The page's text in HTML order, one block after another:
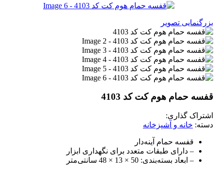
بزرگنمایی تصویر
قفسه حمام هوم کت کد 4103
اشتراک گذاری:
دسته: خانه و آشپزخانه
قفسه حمام آینه‌دار
– دارای طبقات متعدد برای نگهداری ابزار
– ابعاد بسته‌بندی: 50 × 13 × 48 سانتی‌متر